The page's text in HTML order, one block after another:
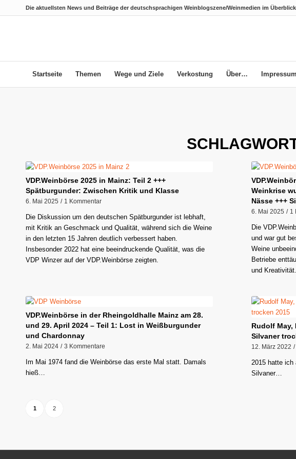
Die aktuellsten News und Beiträge der deutschsprachigen Weinblogszene/Weinmedien im Überblick
Startseite Themen Wege und Ziele Verkostung Über…
VDP.Weinbörse 2025 in Mainz: Teil 2 +++
Spätburgunder: Zwischen Kritik und Klasse
6. Mai 2025 / 1 Kommentar
Die Diskussion um den deutschen Spätburgunder ist lebhaft,
mit Kritik an Geschmack und Qualität, während sich die Weine
in den letzten 15 Jahren deutlich verbessert haben.
Insbesonder 2022 hat eine beeindruckende Qualität, was die
VDP Winzer auf der VDP.Weinbörse zeigten.
Weinkrise
Nässe +++
6. Mai 2025 / 1
Die
und war gut
Weine
Betriebe
und
VDP.Weinbörse in der Rheingoldhalle Mainz am 28.
und 29. April 2024 – Teil 1: Lost in Weißburgunder
und Chardonnay
2. Mai 2024 / 3 Kommentare
Im Mai 1974 fand die Weinbörse das erste Mal statt. Damals
hieß…
Rudolf May,
Silvaner
12. März 2022 /
2015 hatte ich
Silvaner…
1 2